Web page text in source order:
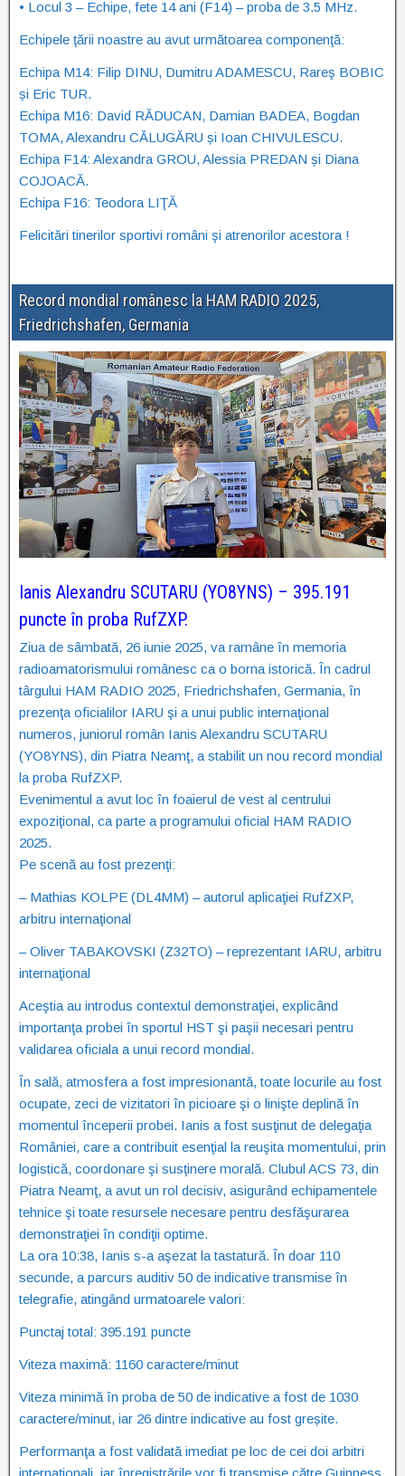
• Locul 3 – Echipe, fete 14 ani (F14) – proba de 3.5 MHz.
Echipele ţării noastre au avut următoarea componenţă:
Echipa M14: Filip DINU, Dumitru ADAMESCU, Rareş BOBIC
și Eric TUR.
Echipa M16: David RĂDUCAN, Damian BADEA, Bogdan
TOMA, Alexandru CĂLUGĂRU și Ioan CHIVULESCU.
Echipa F14: Alexandra GROU, Alessia PREDAN și Diana
COJOACĂ.
Echipa F16: Teodora LIŢĂ
Felicitări tinerilor sportivi români şi atrenorilor acestora !
Record mondial românesc la HAM RADIO 2025,
Friedrichshafen, Germania
Ianis Alexandru SCUTARU (YO8YNS) – 395.191
puncte în proba RufZXP.
Ziua de sâmbată, 26 iunie 2025, va ramâne în memoria
radioamatorismului românesc ca o borna istorică. În cadrul
târgului HAM RADIO 2025, Friedrichshafen, Germania, în
prezenţa oficialilor IARU şi a unui public internaţional
numeros, juniorul român Ianis Alexandru SCUTARU
(YO8YNS), din Piatra Neamţ, a stabilit un nou record mondial
la proba RufZXP.
Evenimentul a avut loc în foaierul de vest al centrului
expoziţional, ca parte a programului oficial HAM RADIO
2025.
Pe scenă au fost prezenţi:
– Mathias KOLPE (DL4MM) – autorul aplicaţiei RufZXP,
arbitru internaţional
– Oliver TABAKOVSKI (Z32TO) – reprezentant IARU, arbitru
internaţional
Aceştia au introdus contextul demonstraţiei, explicând
importanţa probei în sportul HST şi paşii necesari pentru
validarea oficiala a unui record mondial.
În sală, atmosfera a fost impresionantă, toate locurile au fost
ocupate, zeci de vizitatori în picioare şi o linişte deplină în
momentul începerii probei. Ianis a fost susţinut de delegaţia
României, care a contribuit esenţial la reuşita momentului, prin
logistică, coordonare şi susţinere morală. Clubul ACS 73, din
Piatra Neamţ, a avut un rol decisiv, asigurând echipamentele
tehnice şi toate resursele necesare pentru desfăşurarea
demonstraţiei în condiţii optime.
La ora 10:38, Ianis s-a aşezat la tastatură. În doar 110
secunde, a parcurs auditiv 50 de indicative transmise în
telegrafie, atingând urmatoarele valori:
Punctaj total: 395.191 puncte
Viteza maximă: 1160 caractere/minut
Viteza minimă în proba de 50 de indicative a fost de 1030
caractere/minut, iar 26 dintre indicative au fost greșite.
Performanţa a fost validată imediat pe loc de cei doi arbitri